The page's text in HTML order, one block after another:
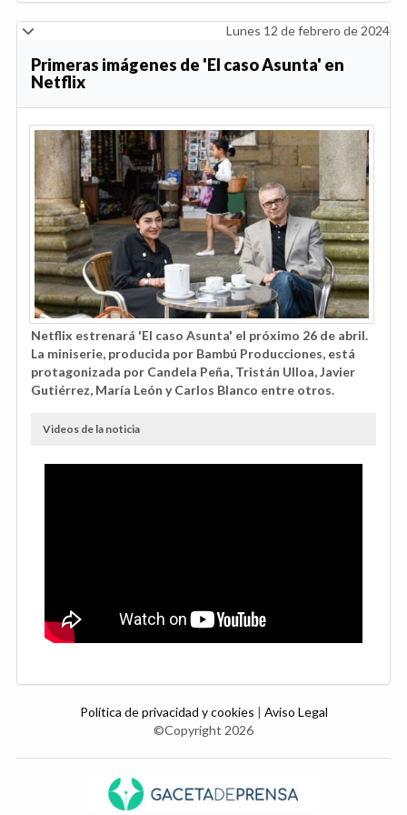
Lunes 12 de febrero de 2024
Primeras imágenes de 'El caso Asunta' en
Netflix
Netflix estrenará 'El caso Asunta' el próximo 26 de abril.
La miniserie, producida por Bambú Producciones, está
protagonizada por Candela Peña, Tristán Ulloa, Javier
Gutiérrez, María León y Carlos Blanco entre otros.
Videos de la noticia
Política de privacidad y cookies | Aviso Legal
©Copyright 2026